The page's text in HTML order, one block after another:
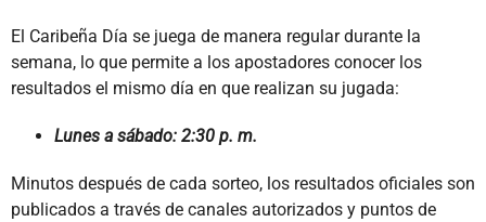
El Caribeña Día se juega de manera regular durante la
semana, lo que permite a los apostadores conocer los
resultados el mismo día en que realizan su jugada:
Lunes a sábado: 2:30 p. m.
Minutos después de cada sorteo, los resultados oficiales son
publicados a través de canales autorizados y puntos de